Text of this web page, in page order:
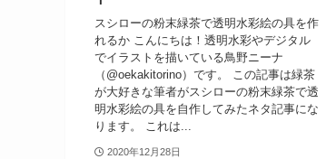
スシローの粉末緑茶で透明水彩絵の具を作
れるか こんにちは！透明水彩やデジタル
でイラストを描いている鳥野ニーナ
（@oekakitorino）です。 この記事は緑茶
が大好きな筆者がスシローの粉末緑茶で透
明水彩絵の具を自作してみたネタ記事にな
ります。 これは...
2020年12月28日